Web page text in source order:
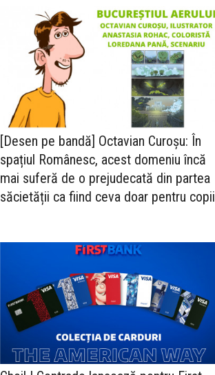
[Desen pe bandă] Octavian Curoșu: În
spațiul Românesc, acest domeniu încă
mai suferă de o prejudecată din partea
săcietății ca fiind ceva doar pentru copii